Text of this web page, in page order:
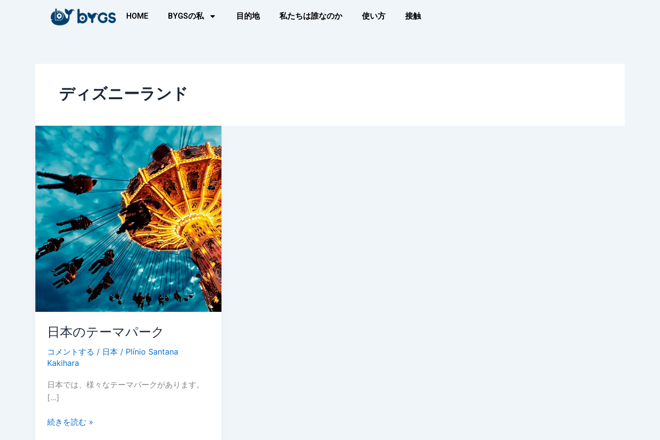
HOME BYGSの私 目的地 私たちは誰なのか 使い方 接触
ディズニーランド
日本のテーマパーク
コメントする / 日本 / Plínio Santana
Kakihara
日本では、様々なテーマパークがあります。
[…]
日
本
の
テ
ー
マ
パ
ー
ク
続きを読む »